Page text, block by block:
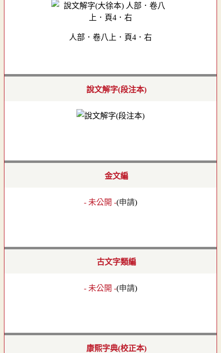
人部．卷八上．頁4．右
說文解字(段注本)
金文編
- 未公開 -(申請)
古文字類編
- 未公開 -(申請)
康熙字典(校正本)